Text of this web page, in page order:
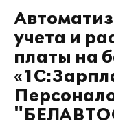
учета и
платы на